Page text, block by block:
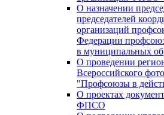
О назначении
председателей
организаций
Федерации
в муниципальных
О проведении
Всероссийского
"Профсоюзы в
О проектах
ФПСО